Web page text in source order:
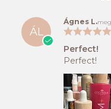
ÁL
Ágnes L.
Perfect!
Perfect!